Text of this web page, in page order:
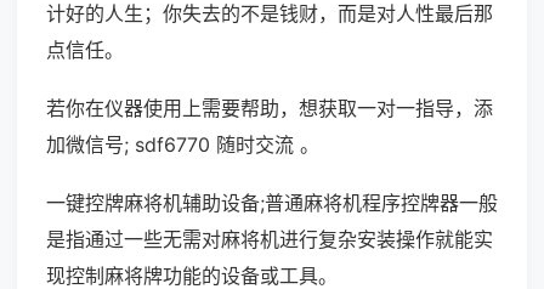
计好的人生；你失去的不是钱财，而是对人性最后那
点信任。
若你在仪器使用上需要帮助，想获取一对一指导，添
加微信号; sdf6770 随时交流 。
一键控牌麻将机辅助设备;普通麻将机程序控牌器一般
是指通过一些无需对麻将机进行复杂安装操作就能实
现控制麻将牌功能的设备或工具。